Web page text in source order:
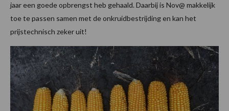
jaar een goede opbrengst heb gehaald. Daarbij is Nov@ makkelijk
toe te passen samen met de onkruidbestrijding en kan het
prijstechnisch zeker uit!